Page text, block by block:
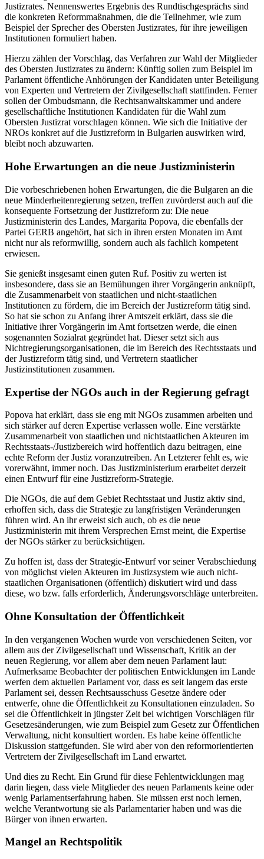
Justizrates. Nennenswertes Ergebnis des Rundtischgesprächs sind
die konkreten Reformmaßnahmen, die die Teilnehmer, wie zum
Beispiel der Sprecher des Obersten Justizrates, für ihre jeweiligen
Institutionen formuliert haben.
Hierzu zählen der Vorschlag, das Verfahren zur Wahl der Mitglieder
des Obersten Justizrates zu ändern: Künftig sollen zum Beispiel im
Parlament öffentliche Anhörungen der Kandidaten unter Beteiligung
von Experten und Vertretern der Zivilgesellschaft stattfinden. Ferner
sollen der Ombudsmann, die Rechtsanwaltskammer und andere
gesellschaftliche Institutionen Kandidaten für die Wahl zum
Obersten Justizrat vorschlagen können. Wie sich die Initiative der
NROs konkret auf die Justizreform in Bulgarien auswirken wird,
bleibt noch abzuwarten.
Hohe Erwartungen an die neue Justizministerin
Die vorbeschriebenen hohen Erwartungen, die die Bulgaren an die
neue Minderheitenregierung setzen, treffen zuvörderst auch auf die
konsequente Fortsetzung der Justizreform zu: Die neue
Justizministerin des Landes, Margarita Popova, die ebenfalls der
Partei GERB angehört, hat sich in ihren ersten Monaten im Amt
nicht nur als reformwillig, sondern auch als fachlich kompetent
erwiesen.
Sie genießt insgesamt einen guten Ruf. Positiv zu werten ist
insbesondere, dass sie an Bemühungen ihrer Vorgängerin anknüpft,
die Zusammenarbeit von staatlichen und nicht-staatlichen
Institutionen zu fördern, die im Bereich der Justizreform tätig sind.
So hat sie schon zu Anfang ihrer Amtszeit erklärt, dass sie die
Initiative ihrer Vorgängerin im Amt fortsetzen werde, die einen
sogenannten Sozialrat gegründet hat. Dieser setzt sich aus
Nichtregierungsorganisationen, die im Bereich des Rechtsstaats und
der Justizreform tätig sind, und Vertretern staatlicher
Justizinstitutionen zusammen.
Expertise der NGOs auch in der Regierung gefragt
Popova hat erklärt, dass sie eng mit NGOs zusammen arbeiten und
sich stärker auf deren Expertise verlassen wolle. Eine verstärkte
Zusammenarbeit von staatlichen und nichtstaatlichen Akteuren im
Rechtsstaats-/Justizbereich wird hoffentlich dazu beitragen, eine
echte Reform der Justiz voranzutreiben. An Letzterer fehlt es, wie
vorerwähnt, immer noch. Das Justizministerium erarbeitet derzeit
einen Entwurf für eine Justizreform-Strategie.
Die NGOs, die auf dem Gebiet Rechtsstaat und Justiz aktiv sind,
erhoffen sich, dass die Strategie zu langfristigen Veränderungen
führen wird. An ihr erweist sich auch, ob es die neue
Justizministerin mit ihrem Versprechen Ernst meint, die Expertise
der NGOs stärker zu berücksichtigen.
Zu hoffen ist, dass der Strategie-Entwurf vor seiner Verabschiedung
von möglichst vielen Akteuren im Justizsystem wie auch nicht-
staatlichen Organisationen (öffentlich) diskutiert wird und dass
diese, wo bzw. falls erforderlich, Änderungsvorschläge unterbreiten.
Ohne Konsultation der Öffentlichkeit
In den vergangenen Wochen wurde von verschiedenen Seiten, vor
allem aus der Zivilgesellschaft und Wissenschaft, Kritik an der
neuen Regierung, vor allem aber dem neuen Parlament laut:
Aufmerksame Beobachter der politischen Entwicklungen im Lande
werfen dem aktuellen Parlament vor, dass es seit langem das erste
Parlament sei, dessen Rechtsausschuss Gesetze ändere oder
entwerfe, ohne die Öffentlichkeit zu Konsultationen einzuladen. So
sei die Öffentlichkeit in jüngster Zeit bei wichtigen Vorschlägen für
Gesetzesänderungen, wie zum Beispiel zum Gesetz zur Öffentlichen
Verwaltung, nicht konsultiert worden. Es habe keine öffentliche
Diskussion stattgefunden. Sie wird aber von den reformorientierten
Vertretern der Zivilgesellschaft im Land erwartet.
Und dies zu Recht. Ein Grund für diese Fehlentwicklungen mag
darin liegen, dass viele Mitglieder des neuen Parlaments keine oder
wenig Parlamentserfahrung haben. Sie müssen erst noch lernen,
welche Verantwortung sie als Parlamentarier haben und was die
Bürger von ihnen erwarten.
Mangel an Rechtspolitik